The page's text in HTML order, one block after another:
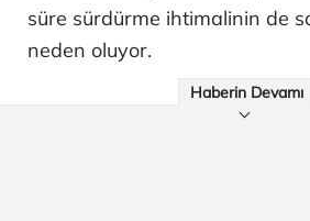
süre sürdürme ihtimalinin de
neden oluyor.
Haberin Devamı